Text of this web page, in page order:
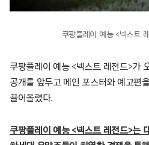
쿠팡플레이 예능 <넥스트
쿠팡플레이 예능 <넥스트 레전드>가
공개를 앞두고 메인 포스터와 예고편
끌어올렸다.
쿠팡플레이 예능 <넥스트 레전드>는